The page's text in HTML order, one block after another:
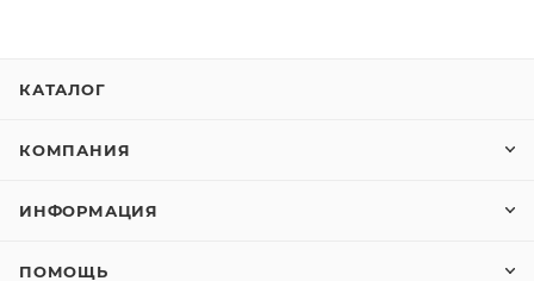
КАТАЛОГ
КОМПАНИЯ
ИНФОРМАЦИЯ
ПОМОЩЬ